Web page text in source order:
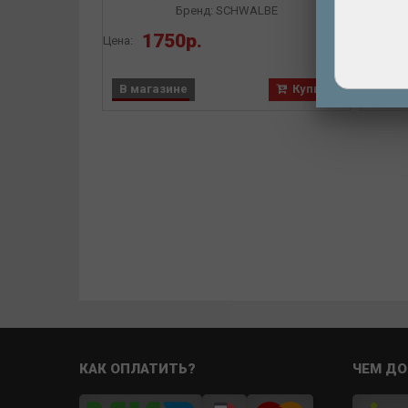
Бренд: SCHWALBE
Цена: 1750р.
Купить
В магазине В
КАК ОПЛАТИТЬ? ЧЕМ